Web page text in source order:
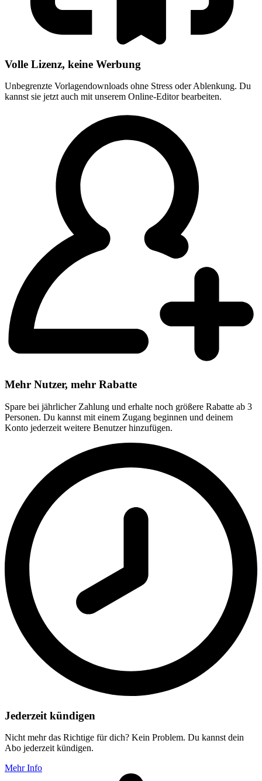
Volle Lizenz, keine Werbung
Unbegrenzte Vorlagendownloads ohne Stress oder Ablenkung. Du
kannst sie jetzt auch mit unserem Online-Editor bearbeiten.
Mehr Nutzer, mehr Rabatte
Spare bei jährlicher Zahlung und erhalte noch größere Rabatte ab 3
Personen. Du kannst mit einem Zugang beginnen und deinem
Konto jederzeit weitere Benutzer hinzufügen.
Jederzeit kündigen
Nicht mehr das Richtige für dich? Kein Problem. Du kannst dein
Abo jederzeit kündigen.
Mehr Info